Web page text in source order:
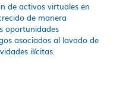
de activos virtuales en
de manera
oportunidades
asociados al lavado de
ilícitas.